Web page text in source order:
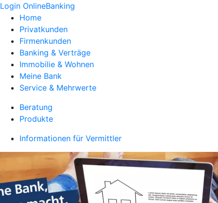
Login OnlineBanking
Home
Privatkunden
Firmenkunden
Banking & Verträge
Immobilie & Wohnen
Meine Bank
Service & Mehrwerte
Beratung
Produkte
Informationen für Vermittler